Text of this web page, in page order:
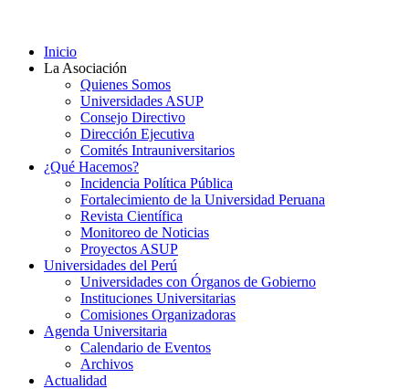
Inicio
La Asociación
Quienes Somos
Universidades ASUP
Consejo Directivo
Dirección Ejecutiva
Comités Intrauniversitarios
¿Qué Hacemos?
Incidencia Política Pública
Fortalecimiento de la Universidad Peruana
Revista Científica
Monitoreo de Noticias
Proyectos ASUP
Universidades del Perú
Universidades con Órganos de Gobierno
Instituciones Universitarias
Comisiones Organizadoras
Agenda Universitaria
Calendario de Eventos
Archivos
Actualidad